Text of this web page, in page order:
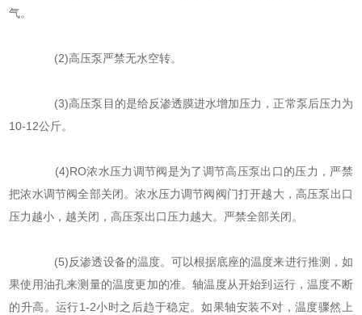
气。
(2)高压泵严禁无水空转。
(3)高压泵目的是给反渗透膜进水增加压力，正常泵后压力为
10-12公斤。
(4)RO浓水压力调节阀是为了调节高压泵出口的压力，严禁
把浓水调节阀全部关闭。浓水压力调节阀阀门打开越大，高压泵出口
压力越小，越关闭，高压泵出口压力越大。严禁全部关闭。
(5)反渗透设备的温度。可以根据底座的温度来进行推测，如
果使用油孔来测量的温度更加的准。轴温度从开始到运行，温度不断
的升高。运行1-2小时之后趋于稳定。如果轴安装不对，温度骤然上